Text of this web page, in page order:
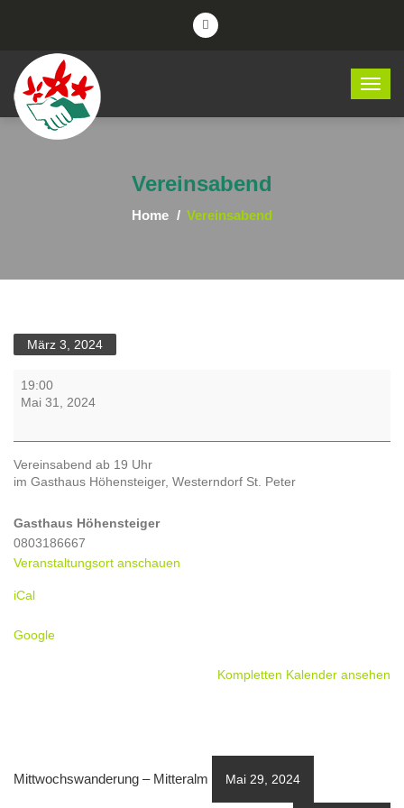
Vereinsabend
Home Vereinsabend
März 3, 2024
Vereinsabend
19:00
Mai 31, 2024
Vereinsabend ab 19 Uhr
im Gasthaus Höhensteiger, Westerndorf St. Peter
Gasthaus Höhensteiger
0803186667
Veranstaltungsort anschauen
iCal
Google
Kompletten Kalender ansehen
Mittwochswanderung – Mitteralm Mai 29, 2024